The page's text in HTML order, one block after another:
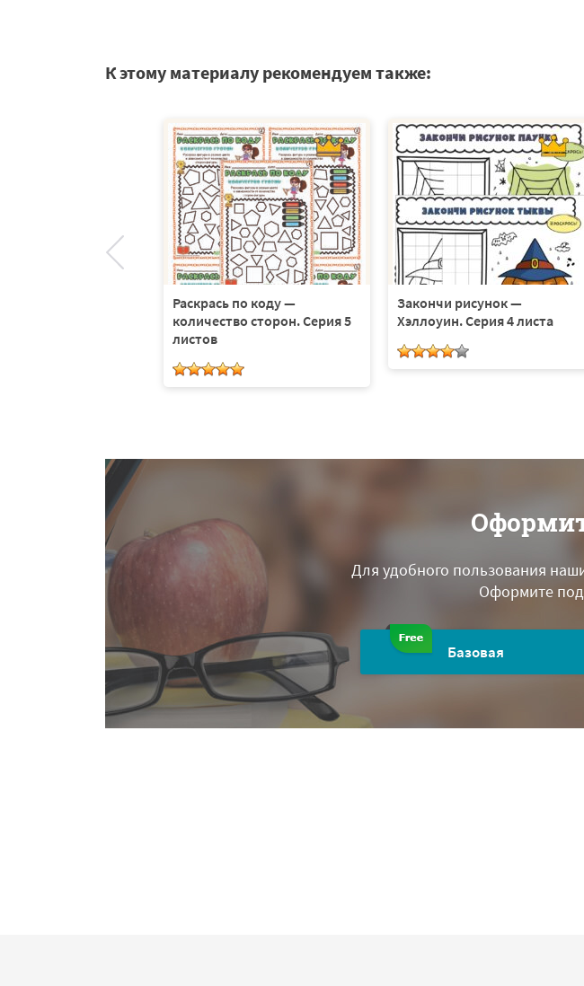
К этому материалу рекомендуем также:
Раскрась по коду —
количество сторон. Серия 5
листов
Закончи рисунок —
Хэллоуин. Серия 4 листа
Для удобного пользования
Оформите
Базовая